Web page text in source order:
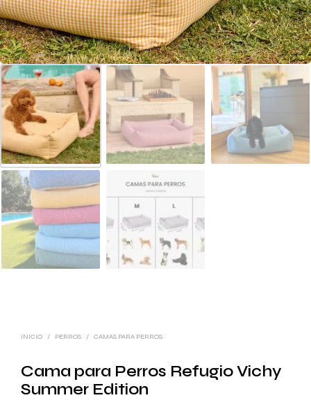
INICIO / PERROS / CAMAS PARA PERROS
Cama para Perros Refugio Vichy
Summer Edition